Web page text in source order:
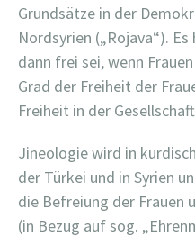
Grundsätze in der
Nordsyrien („Rojava“).
dann frei sei, wenn
Grad der Freiheit der
Freiheit in der
Jineologie wird in
der Türkei und in Syrien
die Befreiung der Frauen
(in Bezug auf sog.